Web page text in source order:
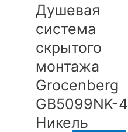
Душевая
система
скрытого
монтажа
Grocenberg
GB5099NK-4
Никель